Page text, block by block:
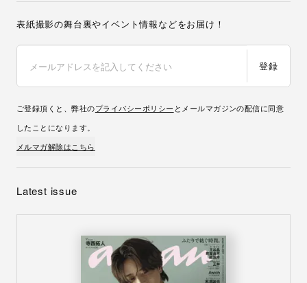
表紙撮影の舞台裏やイベント情報などをお届け！
登録
ご登録頂くと、弊社のプライバシーポリシー とメールマガジンの配信に同意
したことになります。
メルマガ解除はこちら
Latest issue